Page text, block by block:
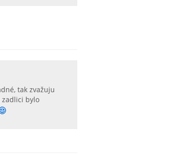
tak zvažuju
bylo